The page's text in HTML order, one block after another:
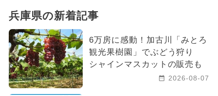
兵庫県の新着記事
6万房に感動！加古川「みとろ
観光果樹園」でぶどう狩り
シャインマスカットの販売も
2026-08-07